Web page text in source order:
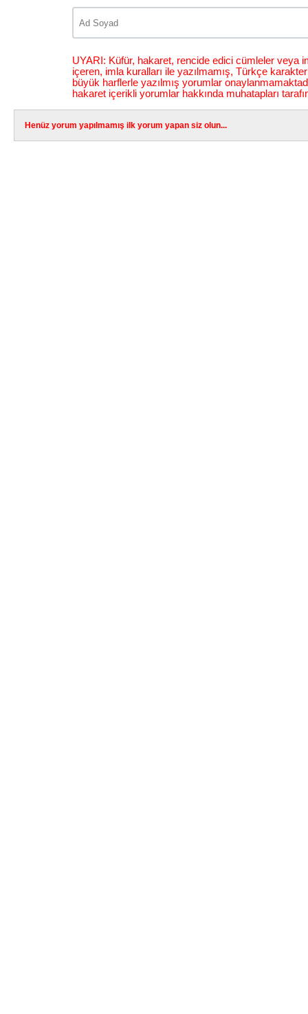
UYARI: Küfür, hakaret, rencide edici cümleler veya
içeren, imla kuralları ile yazılmamış, Türkçe
büyük harflerle yazılmış yorumlar
hakaret içerikli yorumlar hakkında muhatapları
Henüz yorum yapılmamış ilk yorum yapan siz olun...